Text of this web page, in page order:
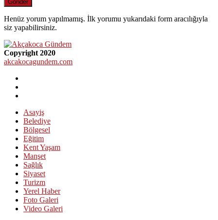
Henüz yorum yapılmamış. İlk yorumu yukarıdaki form aracılığıyla
siz yapabilirsiniz.
Copyright 2020
akcakocagundem.com
Asayiş
Belediye
Bölgesel
Eğitim
Kent Yaşam
Manşet
Sağlık
Siyaset
Turizm
Yerel Haber
Foto Galeri
Video Galeri